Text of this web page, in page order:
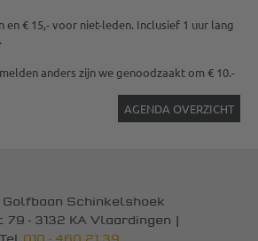
en € 15,- voor niet-leden. Inclusief 1 uur lang
anders zijn we genoodzaakt om € 10.-
AGENDA OVERZICHT
Golfbaan Schinkelshoek
79 - 3132 KA Vlaardingen |